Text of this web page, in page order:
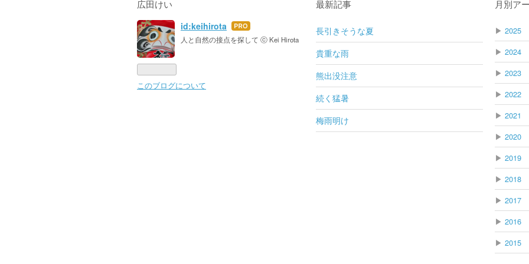
広田けい
id:keihirota はて
なブ
人と自然の接点を探して ⓒ Kei Hirota
このブログについて
最新記事
長引きそうな夏
貴重な雨
熊出没注意
続く猛暑
梅雨明け
月別ア
▶ 2025
▶ 2024
▶ 2023
▶ 2022
▶ 2021
▶ 2020
▶ 2019
▶ 2018
▶ 2017
▶ 2016
▶ 2015